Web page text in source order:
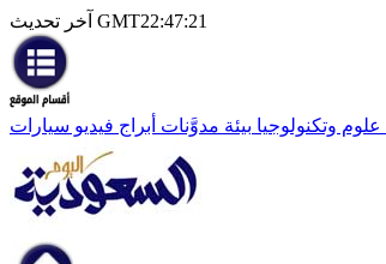
آخر تحديث GMT22:47:21
علوم وتكنولوجيا بيئة مدوَّنات أبراج فيديو سيارات